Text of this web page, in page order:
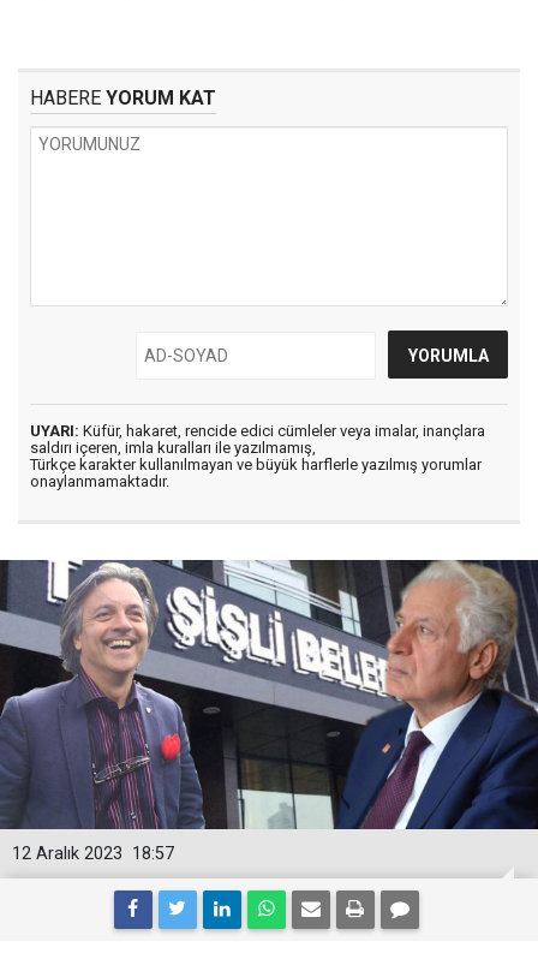
HABERE YORUM KAT
UYARI: Küfür, hakaret, rencide edici cümleler veya imalar, inançlara
saldırı içeren, imla kuralları ile yazılmamış,
Türkçe karakter kullanılmayan ve büyük harflerle yazılmış yorumlar
onaylanmamaktadır.
18:57
12 Aralık 2023